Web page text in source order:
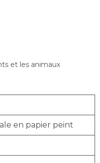
et les animaux
en papier peint